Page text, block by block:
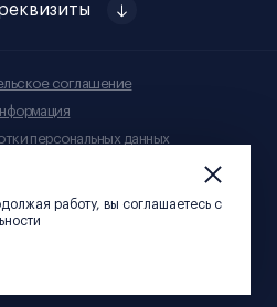
800, 2023
соглашение
персональных данных
работу, вы соглашаетесь c